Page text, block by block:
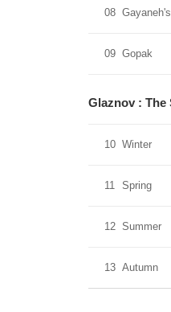
08
09 Gopak
Glaznov : The
10 Winter
11 Spring
12 Summer
13 Autumn